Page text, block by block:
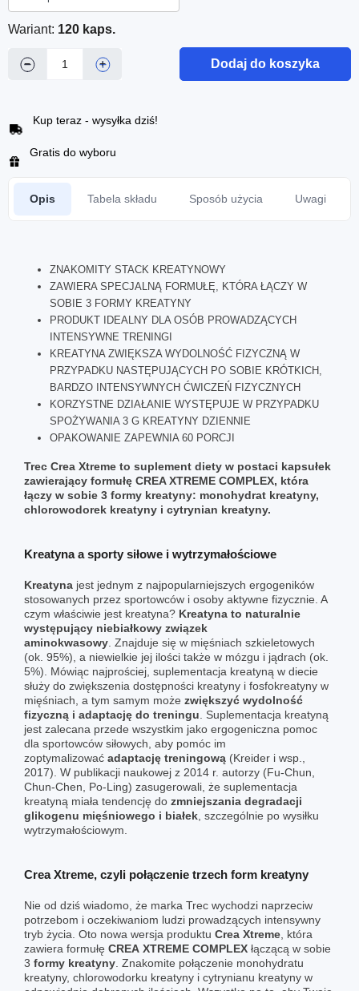
Wariant: 120 kaps.
− + Dodaj do koszyka
Kup teraz - wysyłka dziś!
Gratis do wyboru
Opis Tabela składu Sposób użycia Uwagi
ZNAKOMITY STACK KREATYNOWY
ZAWIERA SPECJALNĄ FORMUŁĘ, KTÓRA ŁĄCZY W
SOBIE 3 FORMY KREATYNY
PRODUKT IDEALNY DLA OSÓB PROWADZĄCYCH
INTENSYWNE TRENINGI
KREATYNA ZWIĘKSZA WYDOLNOŚĆ FIZYCZNĄ W
PRZYPADKU NASTĘPUJĄCYCH PO SOBIE KRÓTKICH,
BARDZO INTENSYWNYCH ĆWICZEŃ FIZYCZNYCH
KORZYSTNE DZIAŁANIE WYSTĘPUJE W PRZYPADKU
SPOŻYWANIA 3 G KREATYNY DZIENNIE
OPAKOWANIE ZAPEWNIA 60 PORCJI
Trec Crea Xtreme to suplement diety w postaci kapsułek
zawierający formułę CREA XTREME COMPLEX, która
łączy w sobie 3 formy kreatyny: monohydrat kreatyny,
chlorowodorek kreatyny i cytrynian kreatyny.
Kreatyna a sporty siłowe i wytrzymałościowe
Kreatyna jest jednym z najpopularniejszych ergogeników
stosowanych przez sportowców i osoby aktywne fizycznie. A
czym właściwie jest kreatyna? Kreatyna to naturalnie
występujący niebiałkowy związek
aminokwasowy . Znajduje się w mięśniach szkieletowych
(ok. 95%), a niewielkie jej ilości także w mózgu i jądrach (ok.
5%). Mówiąc najprościej, suplementacja kreatyną w diecie
służy do zwiększenia dostępności kreatyny i fosfokreatyny w
mięśniach, a tym samym może zwiększyć wydolność
fizyczną i adaptację do treningu . Suplementacja kreatyną
jest zalecana przede wszystkim jako ergogeniczna pomoc
dla sportowców siłowych, aby pomóc im
zoptymalizować adaptację treningową (Kreider i wsp.,
2017). W publikacji naukowej z 2014 r. autorzy (Fu-Chun,
Chun-Chen, Po-Ling) zasugerowali, że suplementacja
kreatyną miała tendencję do zmniejszania degradacji
glikogenu mięśniowego i białek , szczególnie po wysiłku
wytrzymałościowym.
Crea Xtreme, czyli połączenie trzech form kreatyny
Nie od dziś wiadomo, że marka Trec wychodzi naprzeciw
potrzebom i oczekiwaniom ludzi prowadzących intensywny
tryb życia. Oto nowa wersja produktu Crea Xtreme , która
zawiera formułę CREA XTREME COMPLEX łączącą w sobie
3 formy kreatyny . Znakomite połączenie monohydratu
kreatyny, chlorowodorku kreatyny i cytrynianu kreatyny w